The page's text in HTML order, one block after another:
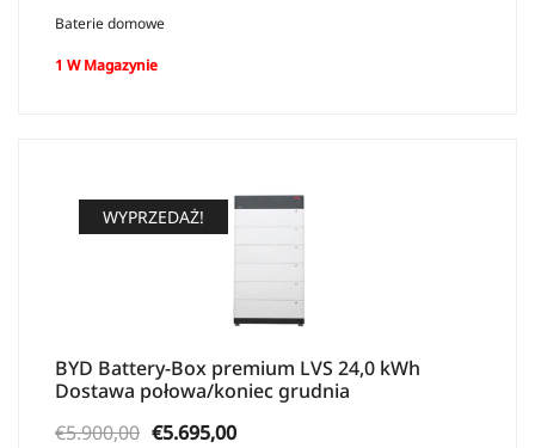
€299,00.
Baterie domowe
1 W Magazynie
WYPRZEDAŻ!
BYD Battery-Box premium LVS 24,0 kWh
Dostawa połowa/koniec grudnia
€5.900,00 Pierwotna
€5.695,00Aktualna